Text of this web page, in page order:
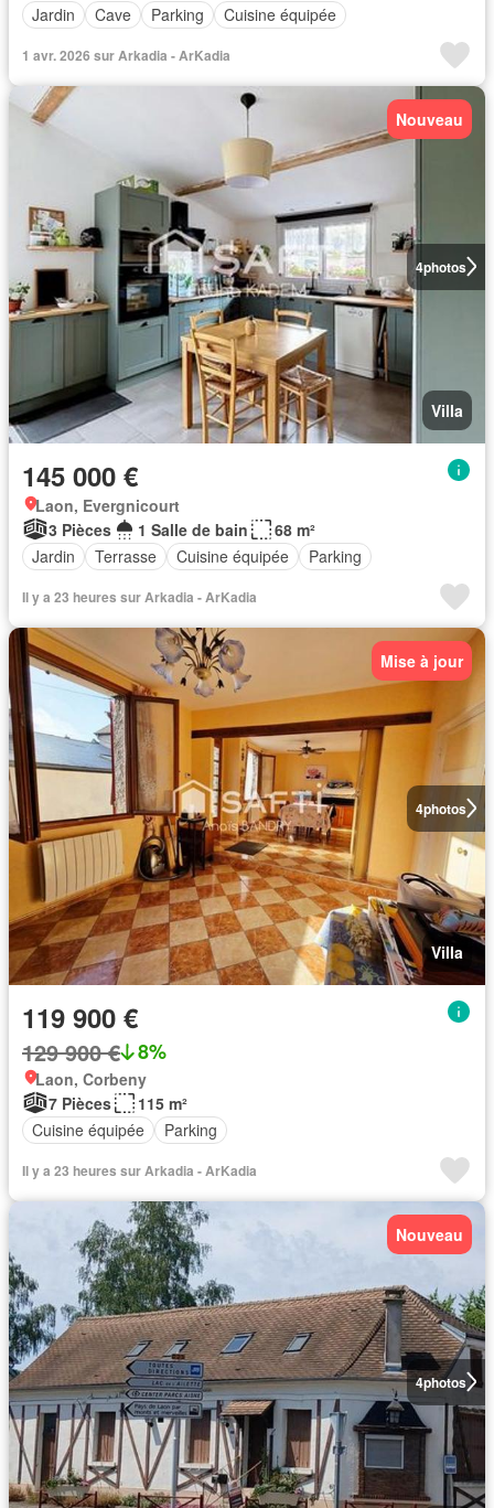
Jardin
Cave Parking Cuisine équipée
1 avr. 2026 sur Arkadia - ArKadia
4photos
Nouveau
Villa
145 000 €
Laon, Evergnicourt
3 Pièces
1 Salle de bain
68 m²
Jardin
Terrasse Cuisine équipée Parking
Il y a 23 heures sur Arkadia - ArKadia
4photos
Mise à jour
Villa
119 900 €
129 900 € 8%
Laon, Corbeny
7 Pièces
115 m²
Cuisine équipée
Parking
Il y a 23 heures sur Arkadia - ArKadia
4photos
Nouveau